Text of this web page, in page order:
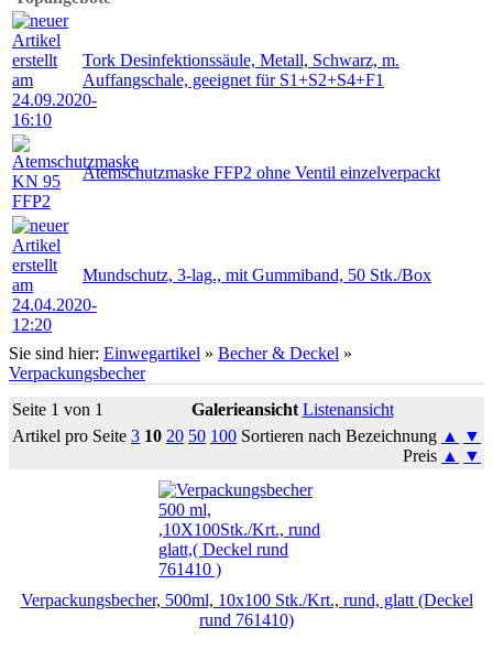
Tork Desinfektionssäule, Metall, Schwarz, m.
Auffangschale, geeignet für S1+S2+S4+F1
Atemschutzmaske FFP2 ohne Ventil einzelverpackt
Mundschutz, 3-lag., mit Gummiband, 50 Stk./Box
Sie sind hier: Einwegartikel » Becher & Deckel »
Verpackungsbecher
Seite 1 von 1
Galerieansicht Listenansicht
Artikel pro Seite 3 10 20 50 100 Sortieren nach Bezeichnung ▲
▼
Preis ▲ ▼
Verpackungsbecher, 500ml, 10x100 Stk./Krt., rund, glatt (Deckel
rund 761410)